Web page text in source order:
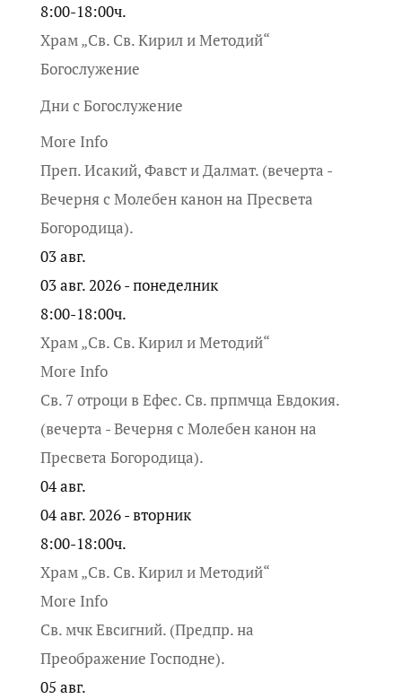
8:00-18:00ч.
Храм „Св. Св. Кирил и Методий“
Богослужение
Дни с Богослужение
More Info
Преп. Исакий, Фавст и Далмат. (вечерта -
Вечерня с Молебен канон на Пресвета
Богородица).
03авг.
03 авг. 2026 - понеделник
8:00-18:00ч.
Храм „Св. Св. Кирил и Методий“
More Info
Св. 7 отроци в Ефес. Св. прпмчца Евдокия.
(вечерта - Вечерня с Молебен канон на
Пресвета Богородица).
04авг.
04 авг. 2026 - вторник
8:00-18:00ч.
Храм „Св. Св. Кирил и Методий“
More Info
Св. мчк Евсигний. (Предпр. на
Преображение Господне).
05 авг.